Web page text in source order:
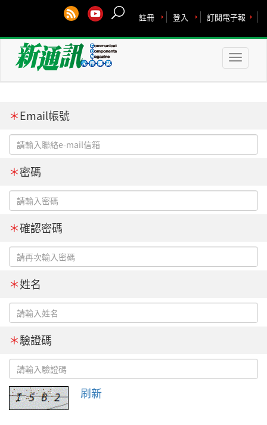
訂閱電子報
登入
註冊
Toggle
＊Email帳號
＊密碼
＊確認密碼
＊姓名
＊驗證碼
刷新